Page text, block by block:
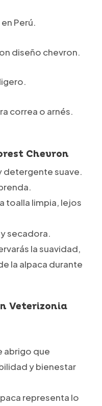
Perú.
diseño chevron.
correa o arnés.
Chevron
detergente suave.
toalla limpia, lejos
secadora.
la suavidad,
la alpaca durante
Veterizonia
abrigo que
y bienestar
representa lo